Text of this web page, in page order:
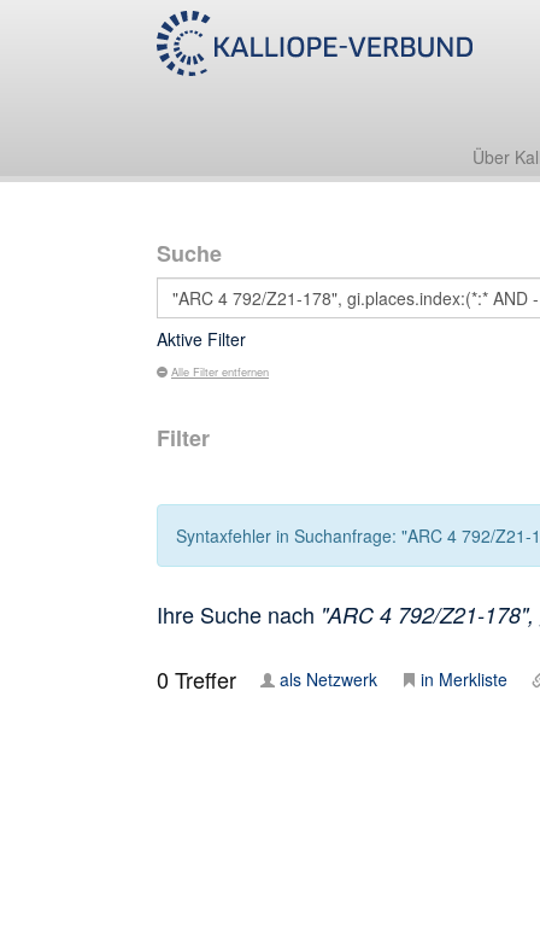
Über
Suche
Aktive Filter
Alle Filter entfernen
Filter
Syntaxfehler in Suchanfrage: "ARC 4 792/
Ihre Suche nach "ARC 4 792/Z21-
0Treffer als Netzwerk in Merkliste